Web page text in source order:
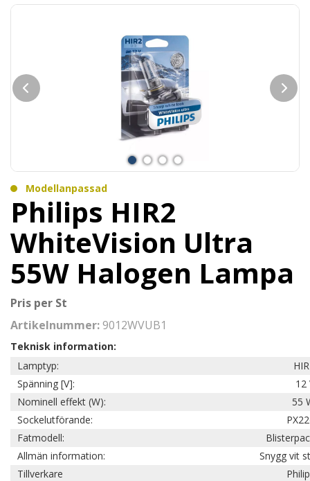
Modellanpassad
Philips HIR2
WhiteVision Ultra
55W Halogen Lampa
Pris per St
Artikelnummer:9012WVUB1
Teknisk information:
Lamptyp:
Spänning [V]:
12
Nominell effekt (W):
55
Sockelutförande:
Fatmodell:
Allmän information:
Snygg vit
Tillverkare